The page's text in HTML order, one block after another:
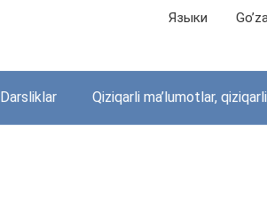
Языки
Darsliklar Qiziqarli ma’lumotlar,